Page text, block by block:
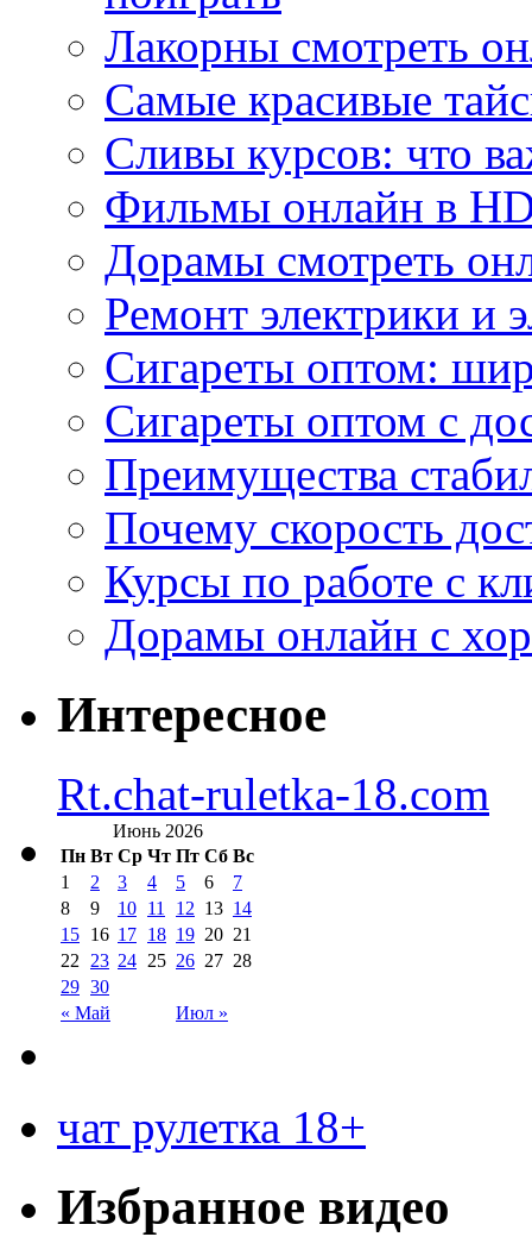
Лакорны смотреть
Самые красивые
Сливы курсов: что
Фильмы онлайн в
Дорамы смотреть
Ремонт электрики и
Сигареты оптом:
Сигареты оптом с
Преимущества
Почему скорость
Курсы по работе с
Дорамы онлайн с
Интересное
Rt.chat-ruletka-18.com
Июнь 2026
Пн Вт Ср Чт Пт Сб Вс
« Май Июл »
1 2 3 4 5 6
7
8
9 10 11 12 13 14
15 16 17 18 19 20 21
22
23 24 25 26 27 28
29 30
чат рулетка 18+
Избранное видео